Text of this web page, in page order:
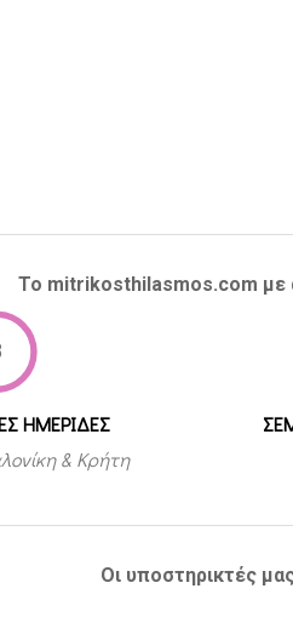
Το mitrikosthilasmos.com με
ΗΜΕΡΙΔΕΣ
& Κρήτη
Οι υποστηρικτές